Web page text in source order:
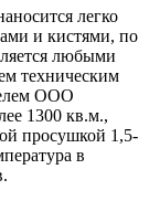
легко
и кистями, по
любыми
техническим
ООО
1300 кв.м.,
просушкой 1,5-
в